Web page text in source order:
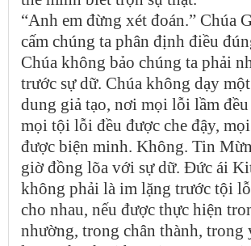
“Anh em đừng xét đoán.” Chúa
cấm chúng ta phân định điều
Chúa không bảo chúng ta phải
trước sự dữ. Chúa không dạy
dung giả tạo, nơi mọi lỗi lầm
mọi tội lỗi đều được che đậy,
được biện minh. Không. Tin
giờ đồng lõa với sự dữ. Đức ái
không phải là im lặng trước tội
cho nhau, nếu được thực hiện
nhường, trong chân thành, trong